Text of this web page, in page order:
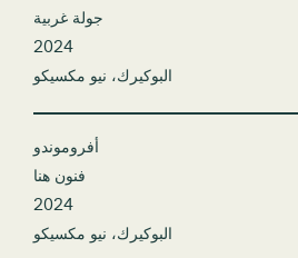
جولة غربية
2024
البوكيرك، نيو مكسيكو
أفروموندو
فنون هنا
2024
البوكيرك، نيو مكسيكو